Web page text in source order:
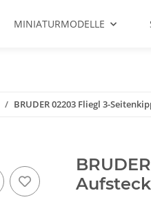
MINIATURMODELLE
BRUDER 02203 Fliegl 3-